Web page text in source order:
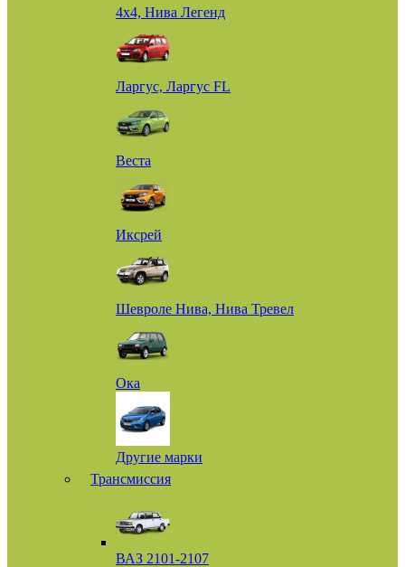
4х4, Нива Легенд
Ларгус, Ларгус FL
Веста
Иксрей
Шевроле Нива, Нива Тревел
Ока
Другие марки
Трансмиссия
ВАЗ 2101-2107